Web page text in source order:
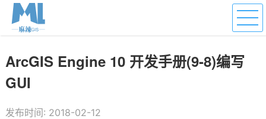
ArcGIS Engine 10 开发手册(9-8)编写
GUI
发布时间: 2018-02-12